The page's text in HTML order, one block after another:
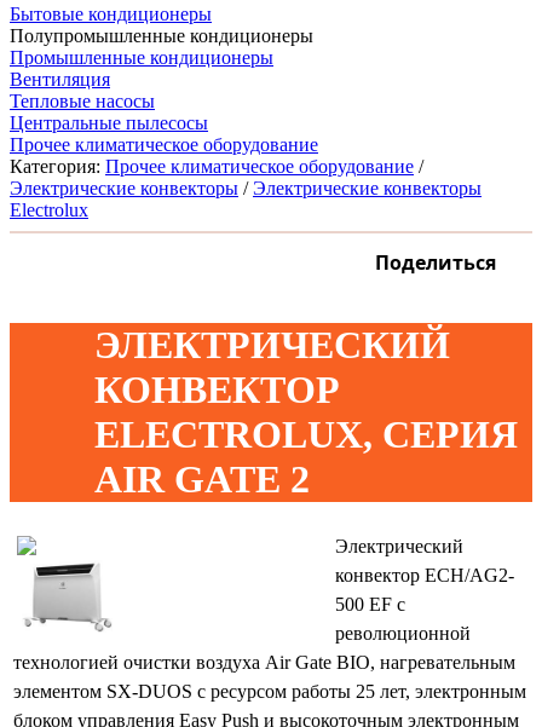
Бытовые кондиционеры
Полупромышленные кондиционеры
Промышленные кондиционеры
Вентиляция
Тепловые насосы
Центральные пылесосы
Прочее климатическое оборудование
Категория: Прочее климатическое оборудование /
Электрические конвекторы /Электрические конвекторы
Electrolux
Поделиться
ЭЛЕКТРИЧЕСКИЙ
КОНВЕКТОР
ELECTROLUX, СЕРИЯ
AIR GATE 2
Электрический
конвектор ECH/AG2-
500 EF с
революционной
технологией очистки воздуха Air Gate BIO, нагревательным
элементом SX-DUOS с ресурсом работы 25 лет, электронным
блоком управления Easy Push и высокоточным электронным